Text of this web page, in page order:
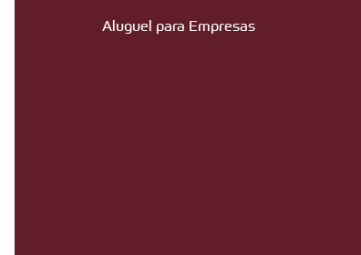
Aluguel para Empresas